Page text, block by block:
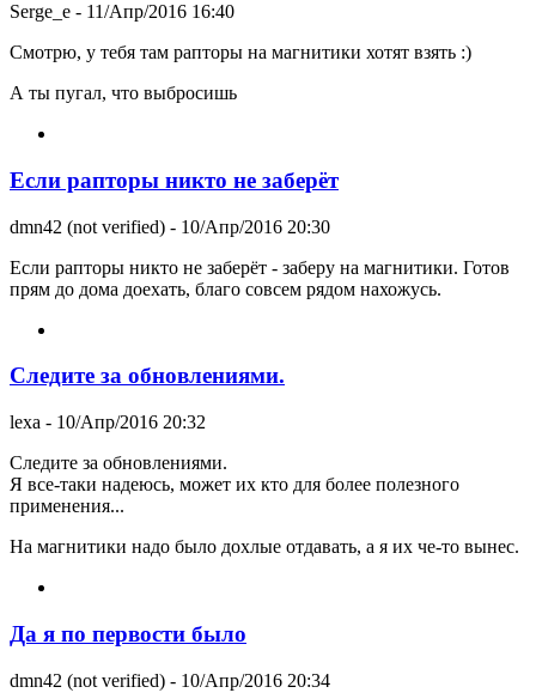
Serge_e - 11/Апр/2016 16:40
Смотрю, у тебя там рапторы на магнитики хотят взять :)
А ты пугал, что выбросишь
Если рапторы никто не заберёт
dmn42 (not verified) - 10/Апр/2016 20:30
Если рапторы никто не заберёт - заберу на магнитики. Готов
прям до дома доехать, благо совсем рядом нахожусь.
Следите за обновлениями.
lexa - 10/Апр/2016 20:32
Следите за обновлениями.
Я все-таки надеюсь, может их кто для более полезного
применения...
На магнитики надо было дохлые отдавать, а я их че-то вынес.
Да я по первости было
dmn42 (not verified) - 10/Апр/2016 20:34